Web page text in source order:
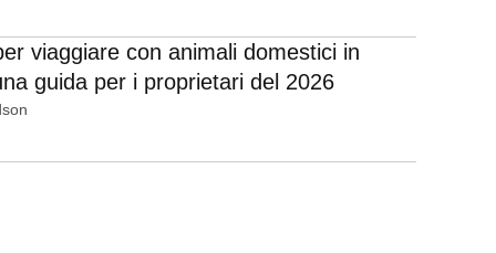
viaggiare con animali domestici in
guida per i proprietari del 2026